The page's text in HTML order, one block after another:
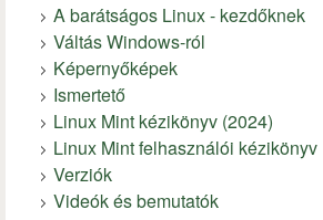
A barátságos Linux - kezdőknek
Váltás Windows-ról
Képernyőképek
Ismertető
Linux Mint kézikönyv (2024)
Linux Mint felhasználói kézikönyv
Verziók
Videók és bemutatók